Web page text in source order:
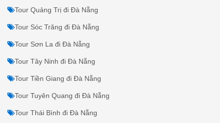
Tour Quảng Trị đi Đà Nẵng
Tour Sóc Trăng đi Đà Nẵng
Tour Sơn La đi Đà Nẵng
Tour Tây Ninh đi Đà Nẵng
Tour Tiền Giang đi Đà Nẵng
Tour Tuyên Quang đi Đà Nẵng
Tour Thái Bình đi Đà Nẵng